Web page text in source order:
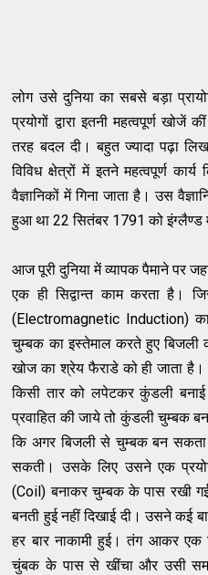
लोग उसे दुनिया का सबसे बड़ा
प्रयोगों द्वारा इतनी महत्वपूर्ण खोजें
तरह बदल दी। बहुत ज्यादा पढ़ा
विविध क्षेत्रों में इतने महत्वपूर्ण
वैज्ञानिकों में गिना जाता है। उस
हुआ था 22 सितंबर 1791 को इंग्लैण्ड
आज पूरी दुनिया में व्यापक पैमाने पर
एक ही सिद्वान्त काम करता है।
(Electromagnetic Induction) का
चुम्बक का इस्तेमाल करते हुए बिजली
खोज का श्रेय फैराडे को ही जाता
किसी तार को लपेटकर कुंडली
प्रवाहित की जाये तो कुंडली चुम्बक
कि अगर बिजली से चुम्बक बन सकता
सकती। उसके लिए उसने एक
(Coil) बनाकर चुम्बक के पास रखी
बनती हुई नहीं दिखाई दी। उसने कई
हर बार नाकामी हुई। तंग आकर
चुंबक के पास से खींचा और उसी समय